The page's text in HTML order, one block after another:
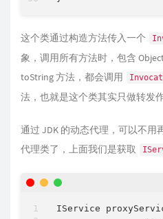
这个类通过构造方法传入一个
象，调用所有方法时，包含
toString 方法，都会调用
法，也就是这个类其实只做转发作
通过 JDK 的动态代理，可以不用
代理类了，上面我们是获取
IService